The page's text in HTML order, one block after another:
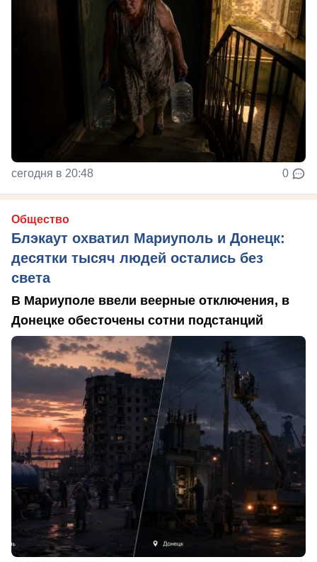
сегодня в 20:48 0
Общество
Блэкаут охватил Мариуполь и Донецк:
десятки тысяч людей остались без
света
В Мариуполе ввели веерные отключения, в
Донецке обесточены сотни подстанций